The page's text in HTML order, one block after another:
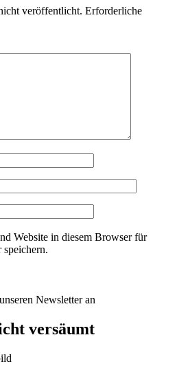
veröffentlicht. Erforderliche
Website in diesem Browser für
speichern.
Newsletter an
versäumt